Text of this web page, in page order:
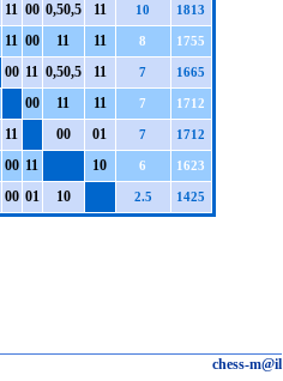
11 00 0,50,5 11 10 1813
11 00 11 11 8 1755
00 11 0,50,5 11 7 1665
00 11 11 7 1712
11 00 01 7 1712
00 11 10 6 1623
00 01 10 2.5 1425
chess-m@il